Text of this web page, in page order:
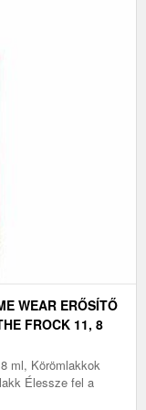
WEAR ERŐSÍTŐ
FROCK 11, 8
ml, Körömlakkok
Élessze fel a